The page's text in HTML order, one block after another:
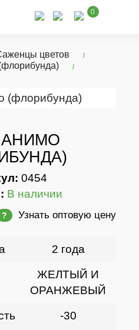
0
цветов
АНИМО
0454
В наличии
? Узнать оптовую цену
2 года
ЖЕЛТЫЙ И
ОРАНЖЕВЫЙ
-30